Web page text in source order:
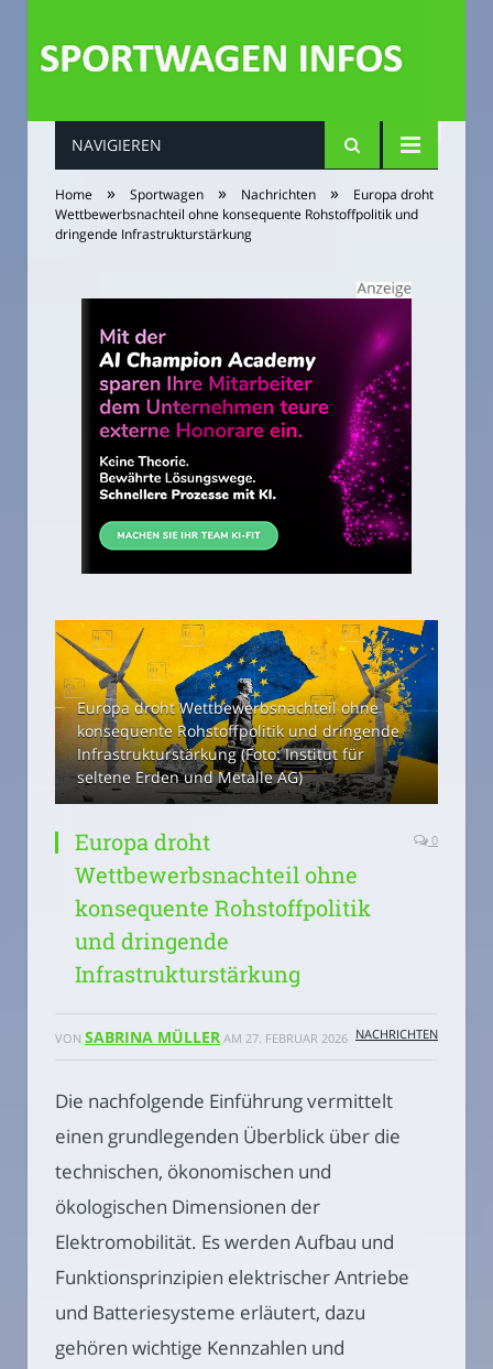
NAVIGIEREN
Home » Sportwagen » Nachrichten »
Europa droht
Wettbewerbsnachteil ohne konsequente Rohstoffpolitik und
dringende Infrastrukturstärkung
Europa droht Wettbewerbsnachteil ohne
konsequente Rohstoffpolitik und dringende
Infrastrukturstärkung (Foto: Institut für
seltene Erden und Metalle AG)
Europa droht
Wettbewerbsnachteil ohne
konsequente Rohstoffpolitik
und dringende
Infrastrukturstärkung
0
VON SABRINA MÜLLER AM 27. FEBRUAR 2026 NACHRICHTEN
Die nachfolgende Einführung vermittelt
einen grundlegenden Überblick über die
technischen, ökonomischen und
ökologischen Dimensionen der
Elektromobilität. Es werden Aufbau und
Funktionsprinzipien elektrischer Antriebe
und Batteriesysteme erläutert, dazu
gehören wichtige Kennzahlen und